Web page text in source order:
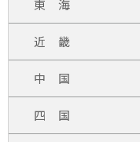
東 海
近 畿
中 国
四 国